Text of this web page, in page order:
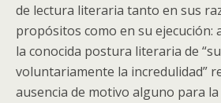
de lectura literaria tanto en sus
propósitos como en su ejecución:
la conocida postura literaria de
voluntariamente la incredulidad”
ausencia de motivo alguno para la